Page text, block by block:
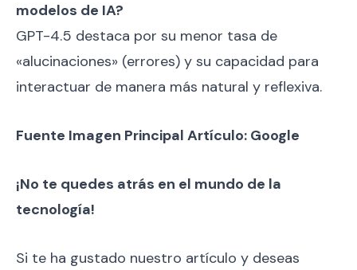
modelos de IA?
GPT-4.5 destaca por su menor tasa de
«alucinaciones» (errores) y su capacidad para
interactuar de manera más natural y reflexiva.
Fuente Imagen Principal Artículo: Google
¡No te quedes atrás en el mundo de la
tecnología!
Si te ha gustado nuestro artículo y deseas